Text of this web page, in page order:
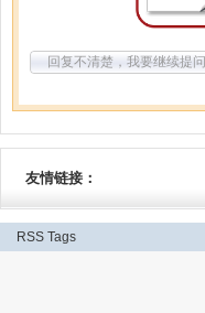
回复不清楚，我要继续提问
友情链接：
RSS Tags